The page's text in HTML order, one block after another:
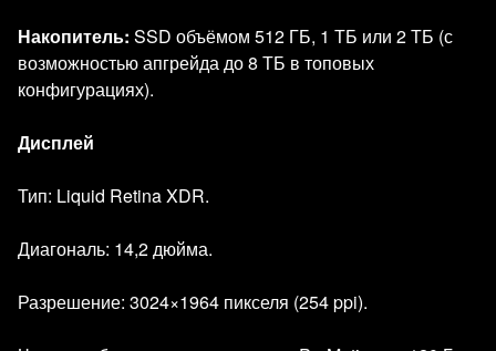
Накопитель: SSD объёмом 512 ГБ, 1 ТБ или 2 ТБ (с
возможностью апгрейда до 8 ТБ в топовых
конфигурациях).
Дисплей
Тип: Liquid Retina XDR.
Диагональ: 14,2 дюйма.
Разрешение: 3024×1964 пикселя (254 ppi).